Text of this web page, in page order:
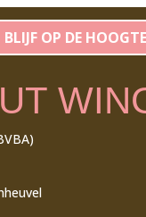
BLIJF OP DE